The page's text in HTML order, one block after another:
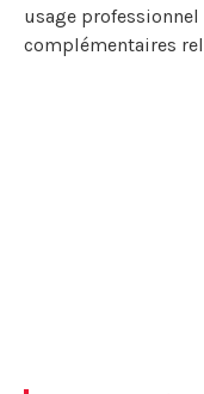
usage professionnel
complémentaires